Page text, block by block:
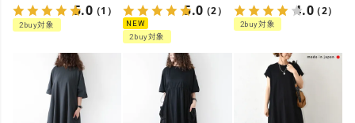
5.0（1）
2buy対象
5.0（2）
NEW
2buy対象
4.0（2）
2buy対象